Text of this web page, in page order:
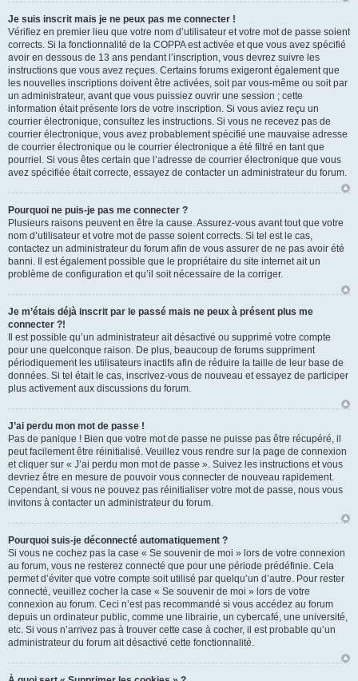
Je suis inscrit mais je ne peux pas me connecter !
Vérifiez en premier lieu que votre nom d’utilisateur et votre mot de passe soient
corrects. Si la fonctionnalité de la COPPA est activée et que vous avez spécifié
avoir en dessous de 13 ans pendant l’inscription, vous devrez suivre les
instructions que vous avez reçues. Certains forums exigeront également que
les nouvelles inscriptions doivent être activées, soit par vous-même ou soit par
un administrateur, avant que vous puissiez ouvrir une session ; cette
information était présente lors de votre inscription. Si vous aviez reçu un
courrier électronique, consultez les instructions. Si vous ne recevez pas de
courrier électronique, vous avez probablement spécifié une mauvaise adresse
de courrier électronique ou le courrier électronique a été filtré en tant que
pourriel. Si vous êtes certain que l’adresse de courrier électronique que vous
avez spécifiée était correcte, essayez de contacter un administrateur du forum.
Pourquoi ne puis-je pas me connecter ?
Plusieurs raisons peuvent en être la cause. Assurez-vous avant tout que votre
nom d’utilisateur et votre mot de passe soient corrects. Si tel est le cas,
contactez un administrateur du forum afin de vous assurer de ne pas avoir été
banni. Il est également possible que le propriétaire du site internet ait un
problème de configuration et qu’il soit nécessaire de la corriger.
Je m’étais déjà inscrit par le passé mais ne peux à présent plus me
connecter ?!
Il est possible qu’un administrateur ait désactivé ou supprimé votre compte
pour une quelconque raison. De plus, beaucoup de forums suppriment
périodiquement les utilisateurs inactifs afin de réduire la taille de leur base de
données. Si tel était le cas, inscrivez-vous de nouveau et essayez de participer
plus activement aux discussions du forum.
J’ai perdu mon mot de passe !
Pas de panique ! Bien que votre mot de passe ne puisse pas être récupéré, il
peut facilement être réinitialisé. Veuillez vous rendre sur la page de connexion
et cliquer sur « J’ai perdu mon mot de passe ». Suivez les instructions et vous
devriez être en mesure de pouvoir vous connecter de nouveau rapidement.
Cependant, si vous ne pouvez pas réinitialiser votre mot de passe, nous vous
invitons à contacter un administrateur du forum.
Pourquoi suis-je déconnecté automatiquement ?
Si vous ne cochez pas la case « Se souvenir de moi » lors de votre connexion
au forum, vous ne resterez connecté que pour une période prédéfinie. Cela
permet d’éviter que votre compte soit utilisé par quelqu’un d’autre. Pour rester
connecté, veuillez cocher la case « Se souvenir de moi » lors de votre
connexion au forum. Ceci n’est pas recommandé si vous accédez au forum
depuis un ordinateur public, comme une librairie, un cybercafé, une université,
etc. Si vous n’arrivez pas à trouver cette case à cocher, il est probable qu’un
administrateur du forum ait désactivé cette fonctionnalité.